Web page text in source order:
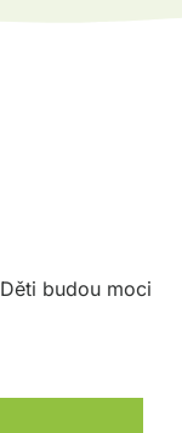
Děti budou moci